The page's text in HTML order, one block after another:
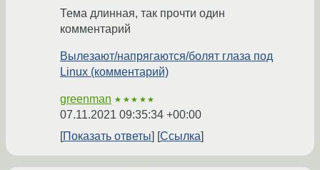
Тема длинная, так прочти один
комментарий
Вылезают/напрягаются/болят глаза под
Linux (комментарий)
greenman ★★★★★
07.11.2021 09:35:34 +00:00
Показать ответы
Ссылка